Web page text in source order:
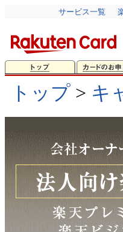
サービス一覧
トップ> キ